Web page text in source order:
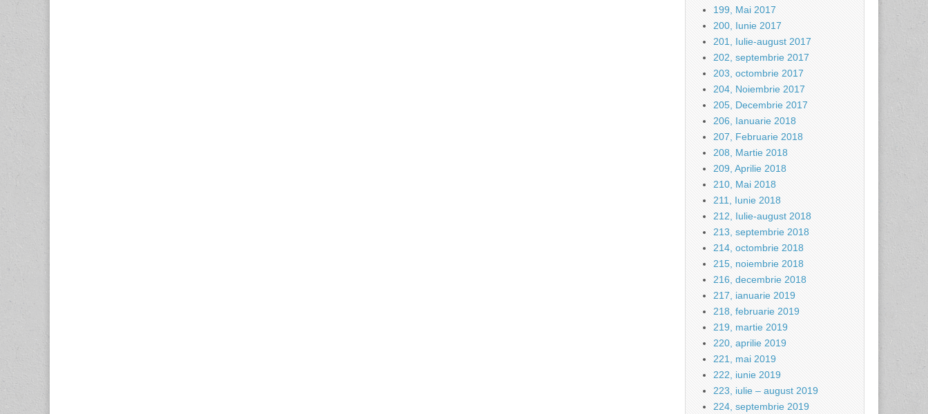
199, Mai 2017
200, Iunie 2017
201, Iulie-august 2017
202, septembrie 2017
203, octombrie 2017
204, Noiembrie 2017
205, Decembrie 2017
206, Ianuarie 2018
207, Februarie 2018
208, Martie 2018
209, Aprilie 2018
210, Mai 2018
211, Iunie 2018
212, Iulie-august 2018
213, septembrie 2018
214, octombrie 2018
215, noiembrie 2018
216, decembrie 2018
217, ianuarie 2019
218, februarie 2019
219, martie 2019
220, aprilie 2019
221, mai 2019
222, iunie 2019
223, iulie – august 2019
224, septembrie 2019